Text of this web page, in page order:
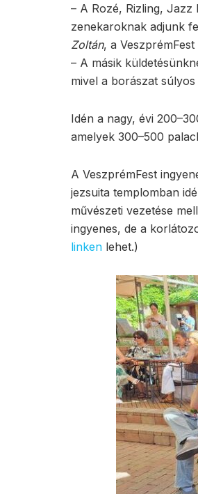
– A Rozé, Rizling, Jazz
zenekaroknak adjunk
Zoltán, a
– A másik
mivel a borászat
Idén a nagy, évi
amelyek 300–500
A VeszprémFest
jezsuita templomban
művészeti vezetése
ingyenes, de a
linken lehet.)